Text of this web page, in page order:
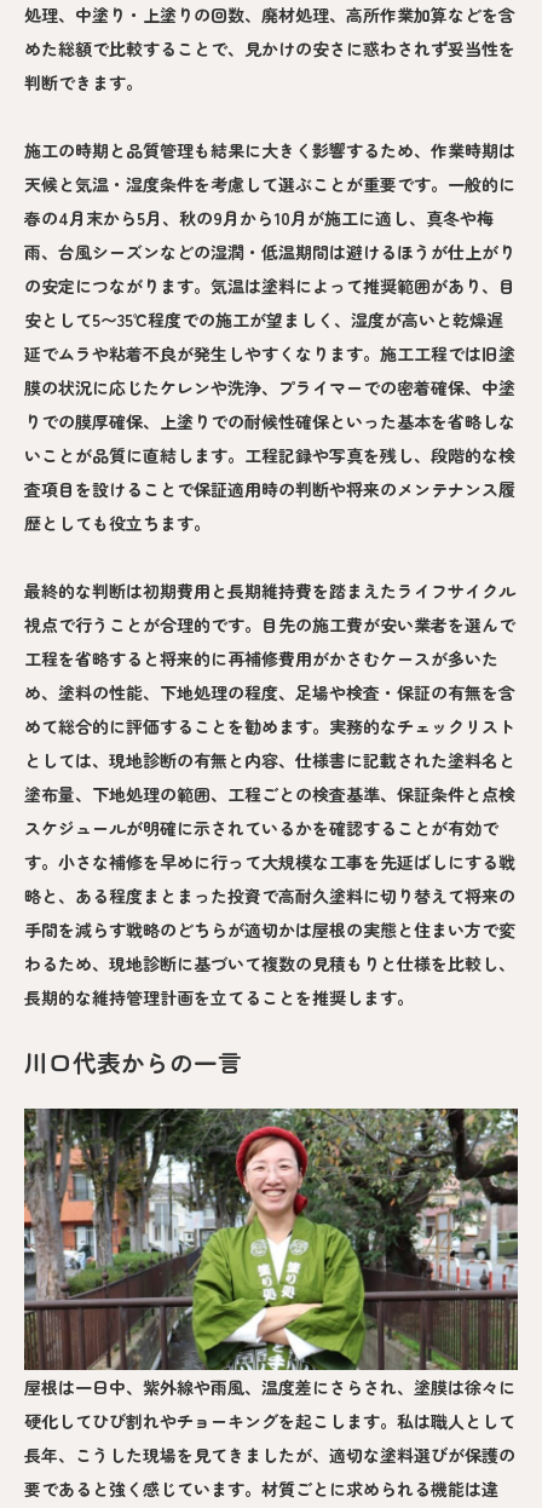
処理、中塗り・上塗りの回数、廃材処理、高所作業加算などを含
めた総額で比較することで、見かけの安さに惑わされず妥当性を
判断できます。
施工の時期と品質管理も結果に大きく影響するため、作業時期は
天候と気温・湿度条件を考慮して選ぶことが重要です。一般的に
春の4月末から5月、秋の9月から10月が施工に適し、真冬や梅
雨、台風シーズンなどの湿潤・低温期間は避けるほうが仕上がり
の安定につながります。気温は塗料によって推奨範囲があり、目
安として5〜35℃程度での施工が望ましく、湿度が高いと乾燥遅
延でムラや粘着不良が発生しやすくなります。施工工程では旧塗
膜の状況に応じたケレンや洗浄、プライマーでの密着確保、中塗
りでの膜厚確保、上塗りでの耐候性確保といった基本を省略しな
いことが品質に直結します。工程記録や写真を残し、段階的な検
査項目を設けることで保証適用時の判断や将来のメンテナンス履
歴としても役立ちます。
最終的な判断は初期費用と長期維持費を踏まえたライフサイクル
視点で行うことが合理的です。目先の施工費が安い業者を選んで
工程を省略すると将来的に再補修費用がかさむケースが多いた
め、塗料の性能、下地処理の程度、足場や検査・保証の有無を含
めて総合的に評価することを勧めます。実務的なチェックリスト
としては、現地診断の有無と内容、仕様書に記載された塗料名と
塗布量、下地処理の範囲、工程ごとの検査基準、保証条件と点検
スケジュールが明確に示されているかを確認することが有効で
す。小さな補修を早めに行って大規模な工事を先延ばしにする戦
略と、ある程度まとまった投資で高耐久塗料に切り替えて将来の
手間を減らす戦略のどちらが適切かは屋根の実態と住まい方で変
わるため、現地診断に基づいて複数の見積もりと仕様を比較し、
長期的な維持管理計画を立てることを推奨します。
川口代表からの一言
屋根は一日中、紫外線や雨風、温度差にさらされ、塗膜は徐々に
硬化してひび割れやチョーキングを起こします。私は職人として
長年、こうした現場を見てきましたが、適切な塗料選びが保護の
要であると強く感じています。材質ごとに求められる機能は違